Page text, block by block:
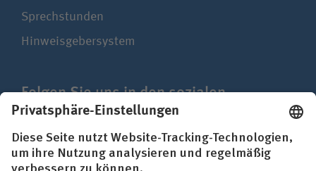
Sprechstunden
Hinweisgebersystem
Folgen Sie uns in den sozialen
Netzwerken